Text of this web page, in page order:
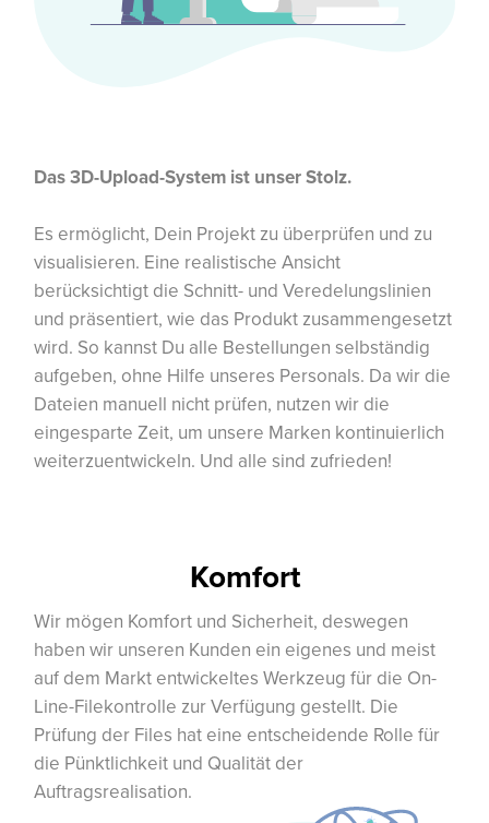
Das 3D-Upload-System ist unser Stolz.
Es ermöglicht, Dein Projekt zu überprüfen und zu
visualisieren. Eine realistische Ansicht
berücksichtigt die Schnitt- und Veredelungslinien
und präsentiert, wie das Produkt zusammengesetzt
wird. So kannst Du alle Bestellungen selbständig
aufgeben, ohne Hilfe unseres Personals. Da wir die
Dateien manuell nicht prüfen, nutzen wir die
eingesparte Zeit, um unsere Marken kontinuierlich
weiterzuentwickeln. Und alle sind zufrieden!
Komfort
Wir mögen Komfort und Sicherheit, deswegen
haben wir unseren Kunden ein eigenes und meist
auf dem Markt entwickeltes Werkzeug für die On-
Line-Filekontrolle zur Verfügung gestellt. Die
Prüfung der Files hat eine entscheidende Rolle für
die Pünktlichkeit und Qualität der
Auftragsrealisation.